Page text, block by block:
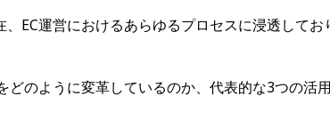
EC運営におけるあらゆるプロセスに浸透して
どのように変革しているのか、代表的な3つの活